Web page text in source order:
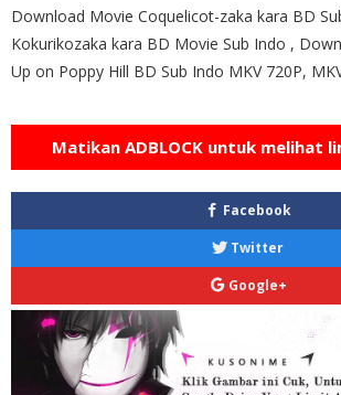
Download Movie Coquelicot-zaka kara BD
Kokurikozaka kara BD Movie Sub Indo ,
Up on Poppy Hill BD Sub Indo MKV 720P,
Matikan ADBLOCK untuk melihat
Facebook
Twitter
Google+